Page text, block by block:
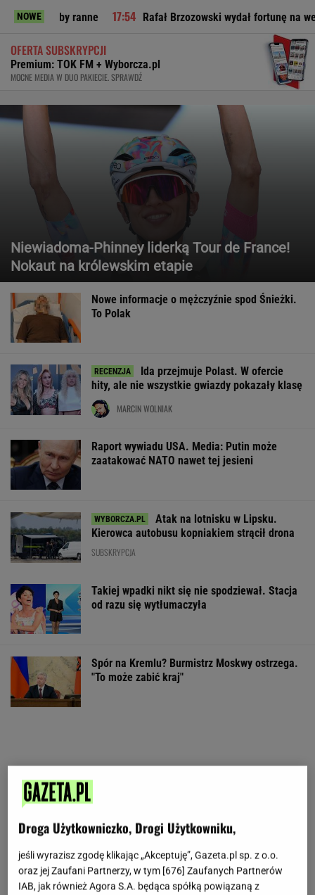
NOWE
ranne Rafał Brzozowski wydał fortunę na wesele?
OFERTA SUBSKRYPCJI
Premium: TOK FM + Wyborcza.pl
MOCNE MEDIA W DUO PAKIECIE. SPRAWDŹ
Niewiadoma-Phinney liderką Tour de France!
Nokaut na królewskim etapie
Nowe informacje o mężczyźnie spod Śnieżki.
To Polak
Ida przejmuje Polast. W ofercie
hity, ale nie wszystkie gwiazdy pokazały klasę
MARCIN WOLNIAK
Raport wywiadu USA. Media: Putin może
zaatakować NATO nawet tej jesieni
Atak na lotnisku w Lipsku.
Kierowca autobusu kopniakiem strącił drona
SUBSKRYPCJA
Takiej wpadki nikt się nie spodziewał. Stacja
od razu się wytłumaczyła
Spór na Kremlu? Burmistrz Moskwy ostrzega.
"To może zabić kraj"
Droga Użytkowniczko, Drogi Użytkowniku,
jeśli wyrazisz zgodę klikając „Akceptuję”, Gazeta.pl sp. z o.o.
oraz jej Zaufani Partnerzy, w tym [676] Zaufanych Partnerów
IAB, jak również Agora S.A. będąca spółką powiązaną z